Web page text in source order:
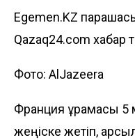
Egemen.KZ
Qazaq24.com хабар
Фото: AlJazeera
Франция құрамасы
жеңіске жетіп,